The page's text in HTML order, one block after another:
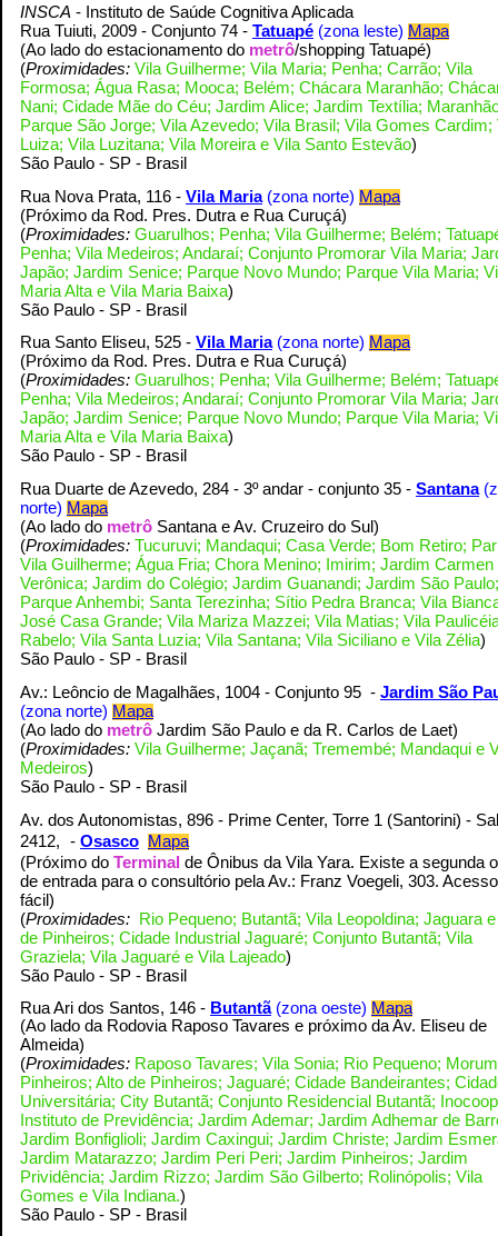
INSCA - Instituto de Saúde Cognitiva Aplicada
Rua Tuiuti, 2009 - Conjunto 74 - Tatuapé (zona leste) Mapa
(Ao lado do estacionamento do metrô/shopping Tatuapé)
(Proximidades: Vila Guilherme; Vila Maria; Penha; Carrão; Vila
Formosa; Água Rasa; Mooca; Belém; Chácara Maranhão;
Nani; Cidade Mãe do Céu; Jardim Alice; Jardim Textília;
Parque São Jorge; Vila Azevedo; Vila Brasil; Vila Gomes Cardim;
Luiza; Vila Luzitana; Vila Moreira e Vila Santo Estevão)
São Paulo - SP - Brasil
Rua Nova Prata, 116 - Vila Maria (zona norte) Mapa
(Próximo da Rod. Pres. Dutra e Rua Curuçá)
(Proximidades: Guarulhos; Penha; Vila Guilherme; Belém;
Penha; Vila Medeiros; Andaraí; Conjunto Promorar Vila Maria;
Japão; Jardim Senice; Parque Novo Mundo; Parque Vila Maria;
Maria Alta e Vila Maria Baixa)
São Paulo - SP - Brasil
Rua Santo Eliseu, 525 - Vila Maria (zona norte) Mapa
(Próximo da Rod. Pres. Dutra e Rua Curuçá)
(Proximidades: Guarulhos; Penha; Vila Guilherme; Belém;
Penha; Vila Medeiros; Andaraí; Conjunto Promorar Vila Maria;
Japão; Jardim Senice; Parque Novo Mundo; Parque Vila Maria;
Maria Alta e Vila Maria Baixa)
São Paulo - SP - Brasil
Rua Duarte de Azevedo, 284 - 3º andar - conjunto 35 - Santana
norte) Mapa
(Ao lado do metrô Santana e Av. Cruzeiro do Sul)
(Proximidades: Tucuruvi; Mandaqui; Casa Verde; Bom Retiro;
Vila Guilherme; Água Fria; Chora Menino; Imirim; Jardim Carmen
Verônica; Jardim do Colégio; Jardim Guanandi; Jardim São Paulo;
Parque Anhembi; Santa Terezinha; Sítio Pedra Branca; Vila
José Casa Grande; Vila Mariza Mazzei; Vila Matias; Vila
Rabelo; Vila Santa Luzia; Vila Santana; Vila Siciliano e Vila Zélia)
São Paulo - SP - Brasil
Av.: Leôncio de Magalhães, 1004 - Conjunto 95 - Jardim São
(zona norte) Mapa
(Ao lado do metrô Jardim São Paulo e da R. Carlos de Laet)
(Proximidades: Vila Guilherme; Jaçanã; Tremembé; Mandaqui e
Medeiros)
São Paulo - SP - Brasil
Av. dos Autonomistas, 896 - Prime Center, Torre 1 (Santorini) -
2412, - Osasco Mapa
(Próximo do Terminal de Ônibus da Vila Yara. Existe a segunda
de entrada para o consultório pela Av.: Franz Voegeli, 303.
fácil)
(Proximidades: Rio Pequeno; Butantã; Vila Leopoldina; Jaguara
de Pinheiros; Cidade Industrial Jaguaré; Conjunto Butantã; Vila
Graziela; Vila Jaguaré e Vila Lajeado)
São Paulo - SP - Brasil
Rua Ari dos Santos, 146 - Butantã (zona oeste) Mapa
(Ao lado da Rodovia Raposo Tavares e próximo da Av. Eliseu de
Almeida)
(Proximidades: Raposo Tavares; Vila Sonia; Rio Pequeno;
Pinheiros; Alto de Pinheiros; Jaguaré; Cidade Bandeirantes;
Universitária; City Butantã; Conjunto Residencial Butantã;
Instituto de Previdência; Jardim Ademar; Jardim Adhemar de
Jardim Bonfiglioli; Jardim Caxingui; Jardim Christe; Jardim
Jardim Matarazzo; Jardim Peri Peri; Jardim Pinheiros; Jardim
Prividência; Jardim Rizzo; Jardim São Gilberto; Rolinópolis; Vila
Gomes e Vila Indiana.)
São Paulo - SP - Brasil